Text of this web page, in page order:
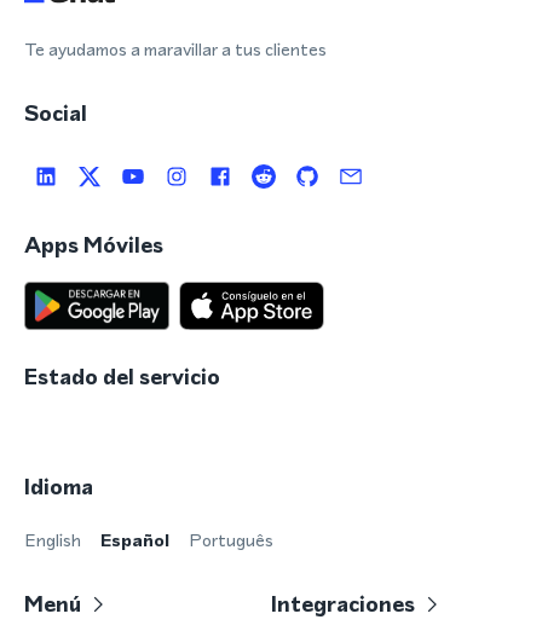
Te ayudamos a maravillar a tus clientes
Social
Apps Móviles
Estado del servicio
Idioma
English Español Português
Menú Integraciones